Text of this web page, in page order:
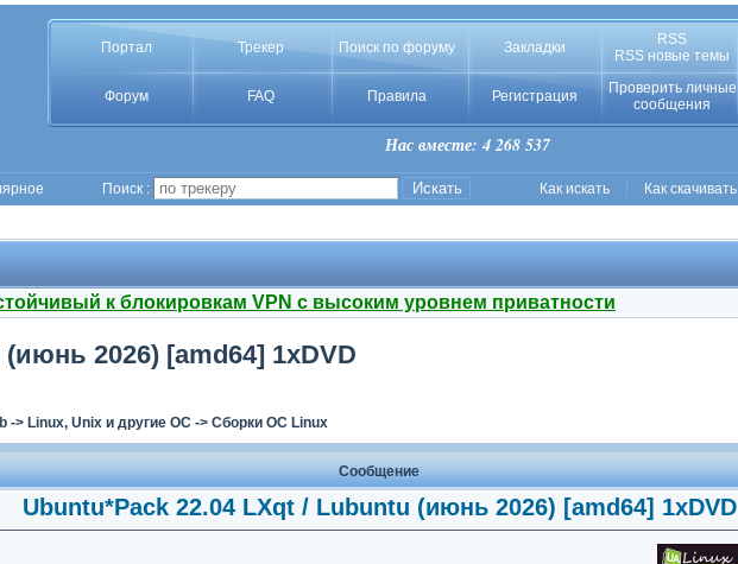
Портал Трекер Поиск по форуму Закладки
RSS
RSS новые темы
Форум FAQ Правила Регистрация
Проверить личные
сообщения
Нас вместе: 4 268 537
Поиск : Как искать Как скачивать
к блокировкам VPN с высоким уровнем приватности
2026) [amd64] 1xDVD
-> Linux, Unix и другие ОС-> Сборки ОС Linux
Сообщение
Ubuntu*Pack 22.04 LXqt / Lubuntu (июнь 2026) [amd64] 1xDVD